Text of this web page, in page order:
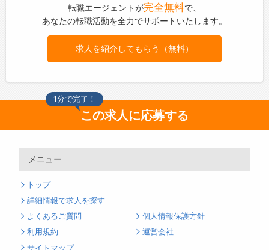
転職エージェントが完全無料で、
あなたの転職活動を全力でサポートいたします。
求人を紹介してもらう（無料）
1分で完了！
この求人に応募する
メニュー
トップ
詳細情報で求人を探す
よくあるご質問
個人情報保護方針
利用規約
運営会社
サイトマップ